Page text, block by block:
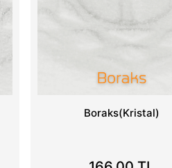
Boraks(Kristal)